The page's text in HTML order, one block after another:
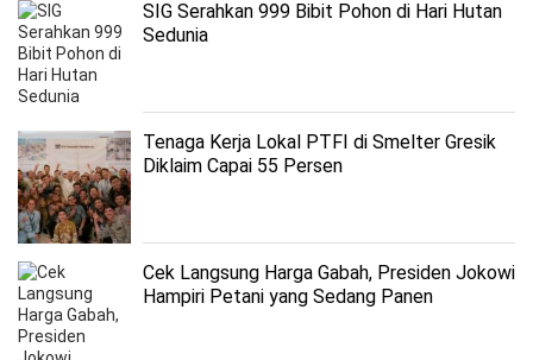
SIG Serahkan 999 Bibit Pohon di Hari Hutan
Sedunia
Tenaga Kerja Lokal PTFI di Smelter Gresik
Diklaim Capai 55 Persen
Cek Langsung Harga Gabah, Presiden Jokowi
Hampiri Petani yang Sedang Panen